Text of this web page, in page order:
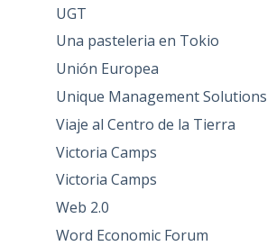
UGT
Una pasteleria en Tokio
Unión Europea
Unique Management Solutions
Viaje al Centro de la Tierra
Victoria Camps
Victoria Camps
Web 2.0
Word Economic Forum